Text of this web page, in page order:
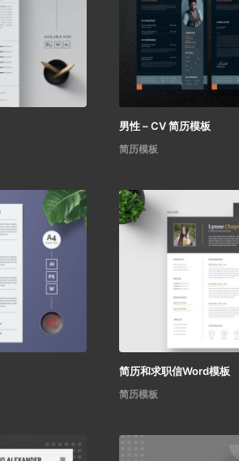
男性 – CV 简历模板
简历模板
简历和求职信Word模板
简历模板